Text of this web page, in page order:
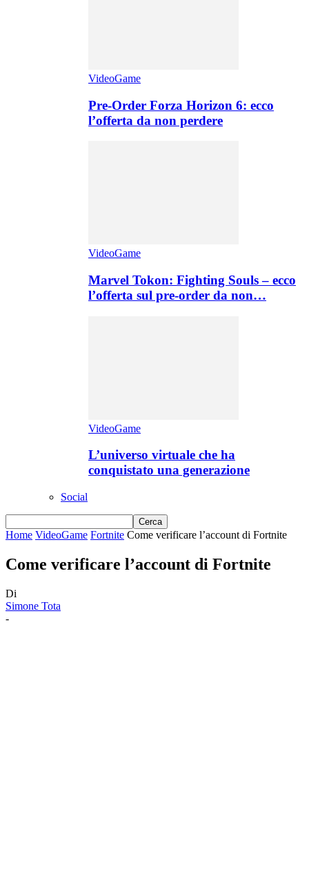
VideoGame
Pre-Order Forza Horizon 6: ecco
l’offerta da non perdere
VideoGame
Marvel Tokon: Fighting Souls – ecco
l’offerta sul pre-order da non…
VideoGame
L’universo virtuale che ha
conquistato una generazione
Social
Home VideoGame Fortnite Come verificare l’account di Fortnite
Come verificare l’account di Fortnite
Di
Simone Tota
-